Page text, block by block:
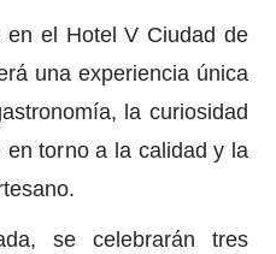
en el Hotel V Ciudad de
una experiencia única
la curiosidad
torno a la calidad y la
se celebrarán tres